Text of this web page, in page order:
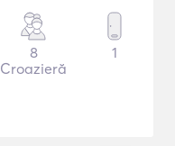
8
Croazieră
1